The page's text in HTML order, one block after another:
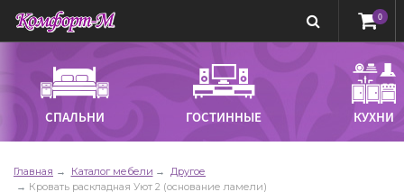
0
СПАЛЬНИ ГОСТИННЫЕ КУХНИ
Главная Каталог мебели
Другое
Кровать раскладная Уют 2 (основание ламели)